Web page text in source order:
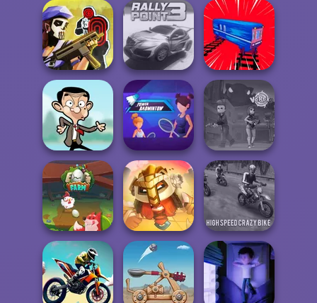
Mini Guardians
Castle Defense
Pocket Parking Music Rush
Tom Clancy's
Shootout
Rally Point 3 Train Drift
Mr Bean Jump
Power
Badminton
Vortex 9
Egg Farm
For Honor
Warriors io
High Speed Crazy
Bike